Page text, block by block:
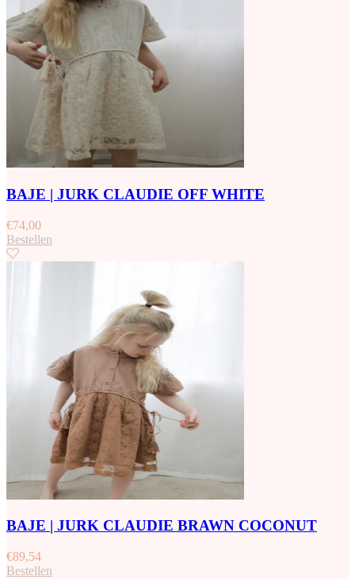
BAJE | JURK CLAUDIE OFF WHITE
€74,00
Bestellen
BAJE | JURK CLAUDIE BRAWN COCONUT
€89,54
Bestellen